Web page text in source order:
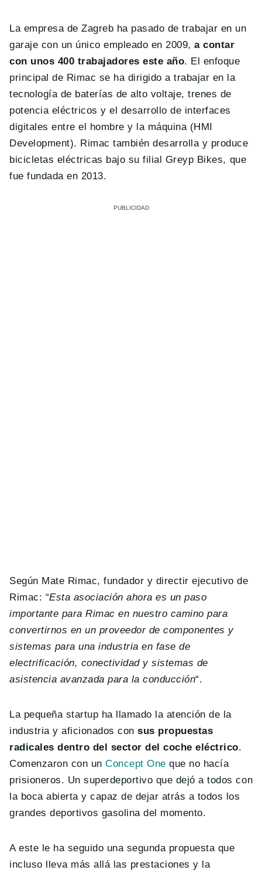
La empresa de Zagreb ha pasado de trabajar en un
garaje con un único empleado en 2009,a contar
con unos 400 trabajadores este año. El enfoque
principal de Rimac se ha dirigido a trabajar en la
tecnología de baterías de alto voltaje, trenes de
potencia eléctricos y el desarrollo de interfaces
digitales entre el hombre y la máquina (HMI
Development). Rimac también desarrolla y produce
bicicletas eléctricas bajo su filial Greyp Bikes, que
fue fundada en 2013.
Según Mate Rimac, fundador y directir ejecutivo de
Rimac: “Esta asociación ahora es un paso
importante para Rimac en nuestro camino para
convertirnos en un proveedor de componentes y
sistemas para una industria en fase de
electrificación, conectividad y sistemas de
asistencia avanzada para la conducción“.
La pequeña startup ha llamado la atención de la
industria y aficionados consus propuestas
radicales dentro del sector del coche eléctrico.
Comenzaron con un Concept One que no hacía
prisioneros. Un superdeportivo que dejó a todos con
la boca abierta y capaz de dejar atrás a todos los
grandes deportivos gasolina del momento.
A este le ha seguido una segunda propuesta que
incluso lleva más allá las prestaciones y la